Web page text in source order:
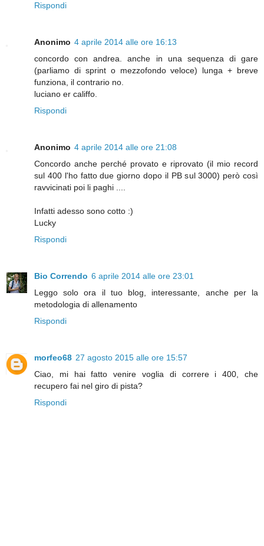
Rispondi
Anonimo 4 aprile 2014 alle ore 16:13
concordo con andrea. anche in una sequenza di gare
(parliamo di sprint o mezzofondo veloce) lunga + breve
funziona, il contrario no.
luciano er califfo.
Rispondi
Anonimo 4 aprile 2014 alle ore 21:08
Concordo anche perché provato e riprovato (il mio record
sul 400 l'ho fatto due giorno dopo il PB sul 3000) però così
ravvicinati poi li paghi ....
Infatti adesso sono cotto :)
Lucky
Rispondi
Bio Correndo 6 aprile 2014 alle ore 23:01
Leggo solo ora il tuo blog, interessante, anche per la
metodologia di allenamento
Rispondi
morfeo68 27 agosto 2015 alle ore 15:57
Ciao, mi hai fatto venire voglia di correre i 400, che
recupero fai nel giro di pista?
Rispondi